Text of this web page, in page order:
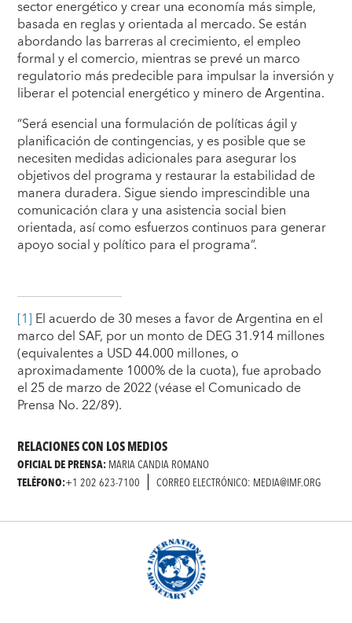
sector energético y crear una economía más simple,
basada en reglas y orientada al mercado. Se están
abordando las barreras al crecimiento, el empleo
formal y el comercio, mientras se prevé un marco
regulatorio más predecible para impulsar la inversión y
liberar el potencial energético y minero de Argentina.
“Será esencial una formulación de políticas ágil y
planificación de contingencias, y es posible que se
necesiten medidas adicionales para asegurar los
objetivos del programa y restaurar la estabilidad de
manera duradera. Sigue siendo imprescindible una
comunicación clara y una asistencia social bien
orientada, así como esfuerzos continuos para generar
apoyo social y político para el programa”.
[1] El acuerdo de 30 meses a favor de Argentina en el
marco del SAF, por un monto de DEG 31.914 millones
(equivalentes a USD 44.000 millones, o
aproximadamente 1000% de la cuota), fue aprobado
el 25 de marzo de 2022 (véase el Comunicado de
Prensa No. 22/89).
RELACIONES CON LOS MEDIOS
OFICIAL DE PRENSA:MARIA CANDIA ROMANO
TELÉFONO:+1 202 623-7100 CORREO ELECTRÓNICO: MEDIA@IMF.ORG